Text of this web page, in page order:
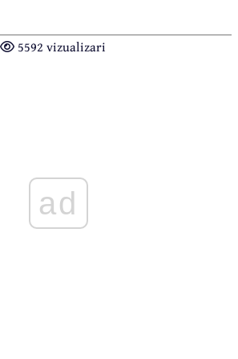
5592 vizualizari
ad